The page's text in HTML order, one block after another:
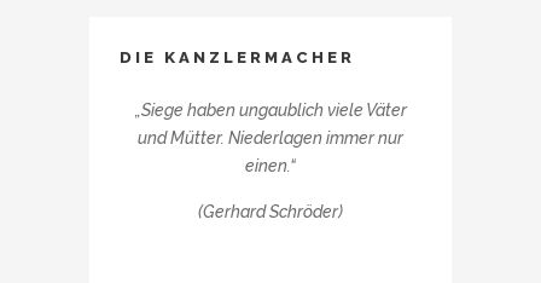
DIE KANZLERMACHER
„Siege haben ungaublich viele Väter
und Mütter. Niederlagen immer nur
einen.“
(Gerhard Schröder)